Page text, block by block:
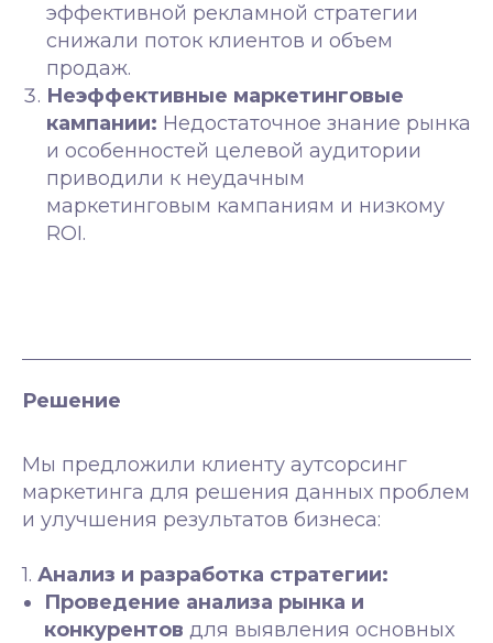
эффективной рекламной стратегии
снижали поток клиентов и объем
продаж.
Неэффективные маркетинговые
кампании: Недостаточное знание рынка
и особенностей целевой аудитории
приводили к неудачным
маркетинговым кампаниям и низкому
ROI.
Решение
Мы предложили клиенту аутсорсинг
маркетинга для решения данных проблем
и улучшения результатов бизнеса:
1. Анализ и разработка стратегии:
Проведение анализа рынка и
конкурентов для выявления основных